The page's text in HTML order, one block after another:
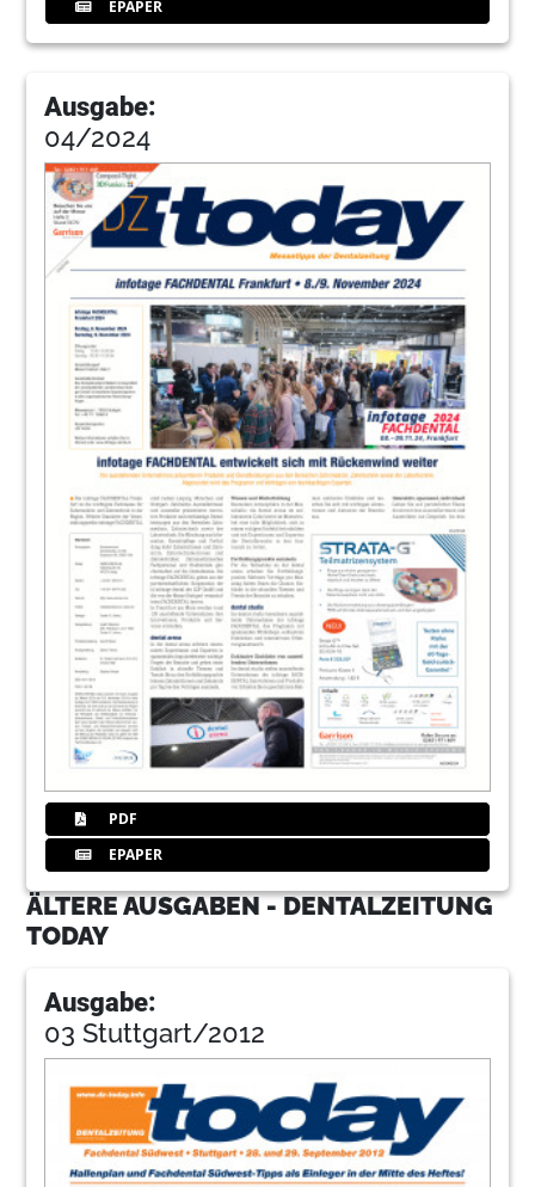
EPAPER
Ausgabe:
04/2024
PDF
EPAPER
ÄLTERE AUSGABEN - DENTALZEITUNG
TODAY
Ausgabe:
03 Stuttgart/2012